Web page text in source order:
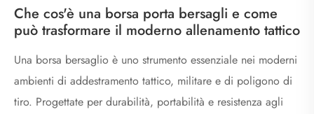
Che cos'è una borsa porta bersagli e come
può trasformare il moderno allenamento tattico
Una borsa bersaglio è uno strumento essenziale nei moderni
ambienti di addestramento tattico, militare e di poligono di
tiro. Progettate per durabilità, portabilità e resistenza agli